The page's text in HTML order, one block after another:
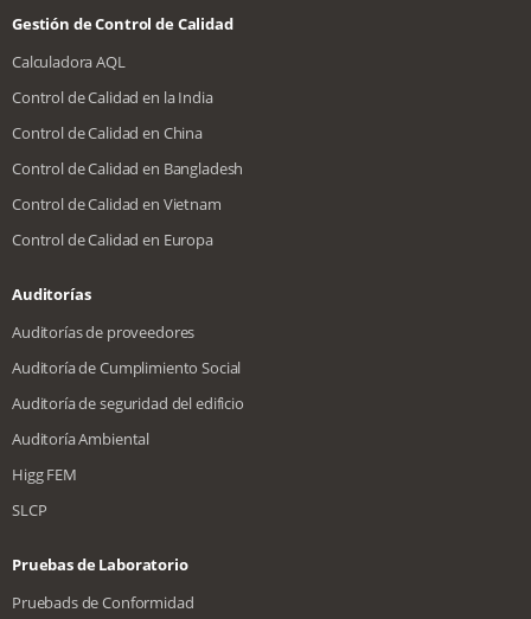
Gestión de Control de Calidad
Calculadora AQL
Control de Calidad en la India
Control de Calidad en China
Control de Calidad en Bangladesh
Control de Calidad en Vietnam
Control de Calidad en Europa
Auditorías
Auditorías de proveedores
Auditoría de Cumplimiento Social
Auditoría de seguridad del edificio
Auditoría Ambiental
Higg FEM
SLCP
Pruebas de Laboratorio
Pruebads de Conformidad